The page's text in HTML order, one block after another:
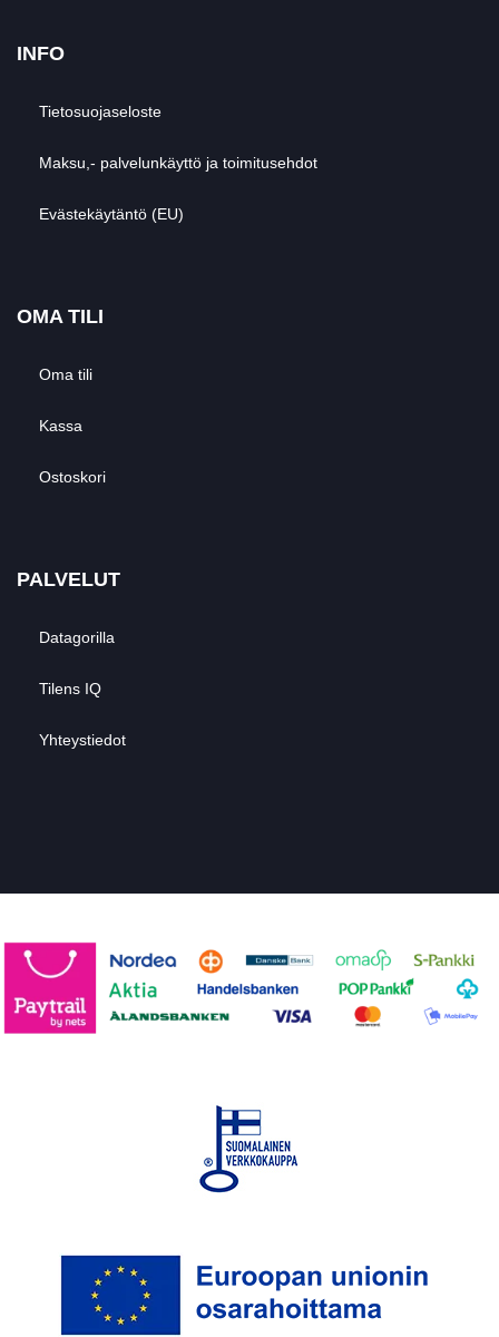
INFO
Tietosuojaseloste
Maksu,- palvelunkäyttö ja toimitusehdot
Evästekäytäntö (EU)
OMA TILI
Oma tili
Kassa
Ostoskori
PALVELUT
Datagorilla
Tilens IQ
Yhteystiedot